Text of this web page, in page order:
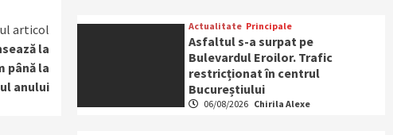
articol
la
până la
anului
Actualitate Principale
Asfaltul s-a surpat pe
Bulevardul Eroilor. Trafic
restricționat în centrul
Bucureștiului
06/08/2026 Chirila Alexe